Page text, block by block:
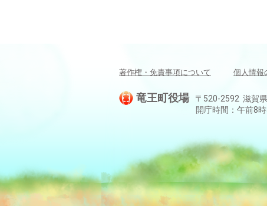
著作権・免責事項について 個人情報
竜王町役場
〒520-2592 滋賀
開庁時間：午前8